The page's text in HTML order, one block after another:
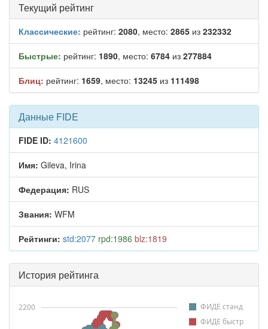
Текущий рейтинг
Классические: рейтинг: 2080, место: 2865 из 232332
Быстрые: рейтинг: 1890, место: 6784 из 277884
Блиц: рейтинг: 1659, место: 13245 из 111498
Данные FIDE
FIDE ID: 4121600
Имя: Gileva, Irina
Федерация: RUS
Звания: WFM
Рейтинги: std:2077 rpd:1986 blz:1819
История рейтинга
ФИДЕ станд
ФИДЕ быстр
2200